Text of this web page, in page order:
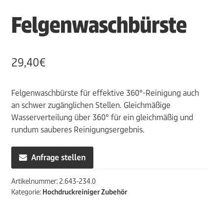
Felgenwaschbürste
29,40€
Felgenwaschbürste für effektive 360°-Reinigung auch
an schwer zugänglichen Stellen. Gleichmäßige
Wasserverteilung über 360° für ein gleichmäßig und
rundum sauberes Reinigungsergebnis.
Anfrage stellen
Artikelnummer: 2.643-234.0
Kategorie: Hochdruckreiniger Zubehör